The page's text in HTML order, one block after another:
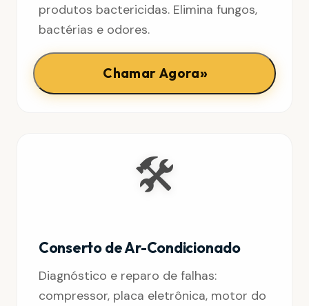
produtos bactericidas. Elimina fungos,
bactérias e odores.
Chamar Agora»
🛠️
Conserto de Ar-Condicionado
Diagnóstico e reparo de falhas:
compressor, placa eletrônica, motor do